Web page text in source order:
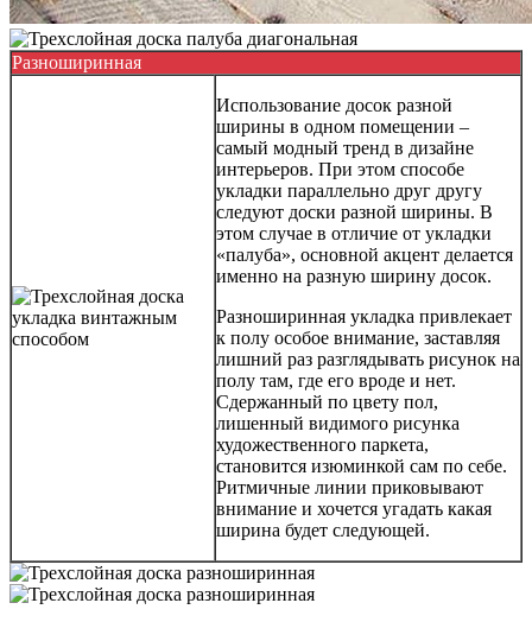
Разноширинная
Использование досок разной
ширины в одном помещении –
самый модный тренд в дизайне
интерьеров. При этом способе
укладки параллельно друг другу
следуют доски разной ширины. В
этом случае в отличие от укладки
«палуба», основной акцент делается
именно на разную ширину досок.
Разноширинная укладка привлекает
к полу особое внимание, заставляя
лишний раз разглядывать рисунок на
полу там, где его вроде и нет.
Сдержанный по цвету пол,
лишенный видимого рисунка
художественного паркета,
становится изюминкой сам по себе.
Ритмичные линии приковывают
внимание и хочется угадать какая
ширина будет следующей.